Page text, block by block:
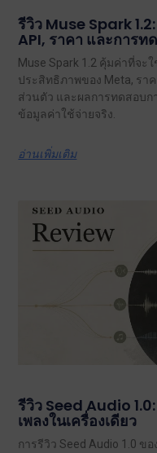
รีวิว Muse Spark
API, ราคา และการท
Muse Spark 1.2 คุ้มค่าที่จะ
ประสิทธิภาพของ Meta, รา
ส่วนตัว และผลการทดสอบก
ข้อมูลค่าใช้จ่ายจริง.
อ่านเพิ่มเติม
รีวิว Seed Audio
เพลงในเครื่องเดียว
การรีวิว Seed Audio 1.0 ข